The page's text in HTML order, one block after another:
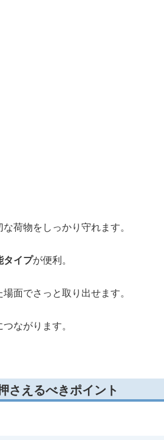
荷物をしっかり守れます。
タイプが便利。
面でさっと取り出せます。
ながります。
さえるべきポイント